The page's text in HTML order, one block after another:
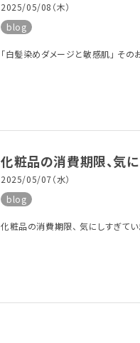
2025/05/08（木）
blog
「白髪染めダメージと敏感肌」 そ
化粧品の消費期限、気
2025/05/07（水）
blog
化粧品の消費期限、 気にしすぎて